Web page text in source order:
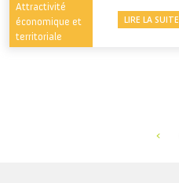
Attractivité
économique et
territoriale
LIRE LA SUITE